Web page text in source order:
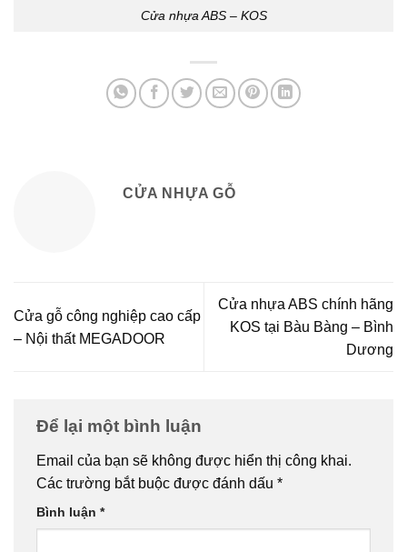
Cửa nhựa ABS – KOS
CỬA NHỰA GỖ
Cửa gỗ công nghiệp cao cấp
– Nội thất MEGADOOR
Cửa nhựa ABS chính hãng
KOS tại Bàu Bàng – Bình
Dương
Để lại một bình luận
Email của bạn sẽ không được hiển thị công khai.
Các trường bắt buộc được đánh dấu *
Bình luận *